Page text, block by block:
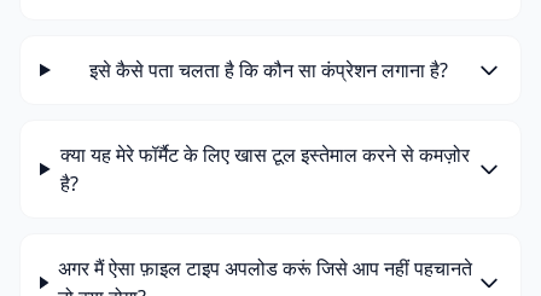
इसे कैसे पता चलता है कि कौन सा कंप्रेशन लगाना है?
क्या यह मेरे फॉर्मैट के लिए खास टूल इस्तेमाल करने से कमज़ोर
है?
अगर मैं ऐसा फ़ाइल टाइप अपलोड करूं जिसे आप नहीं पहचानते